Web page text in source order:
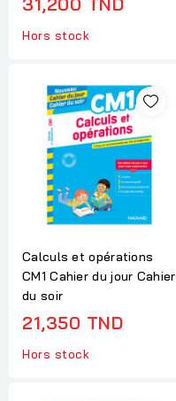
Hors stock
Calculs et opérations
CM1 Cahier du jour Cahier
du soir
21,350 TND
Hors stock